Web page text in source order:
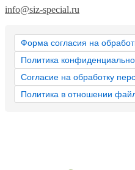
info@siz-special.ru
Форма согласия на
Политика
Согласие на обработку
Политика в отношении